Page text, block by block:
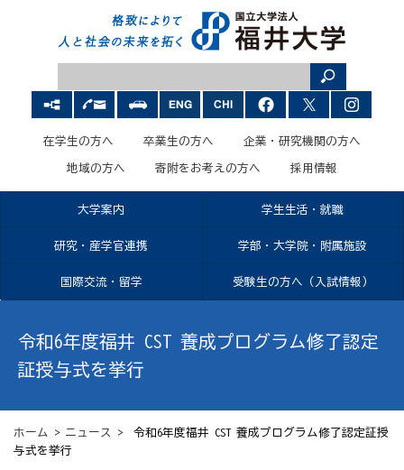
在学生の方へ 卒業生の方へ 企業・研究機関の方へ
地域の方へ 寄附をお考えの方へ 採用情報
大学案内 学生生活・就職
研究・産学官連携 学部・大学院・附属施設
国際交流・留学 受験生の方へ（入試情報）
令和6年度福井 CST 養成プログラム修了認定
証授与式を挙行
ホーム > ニュース
> 令和6年度福井 CST 養成プログラム修了認定証授
与式を挙行